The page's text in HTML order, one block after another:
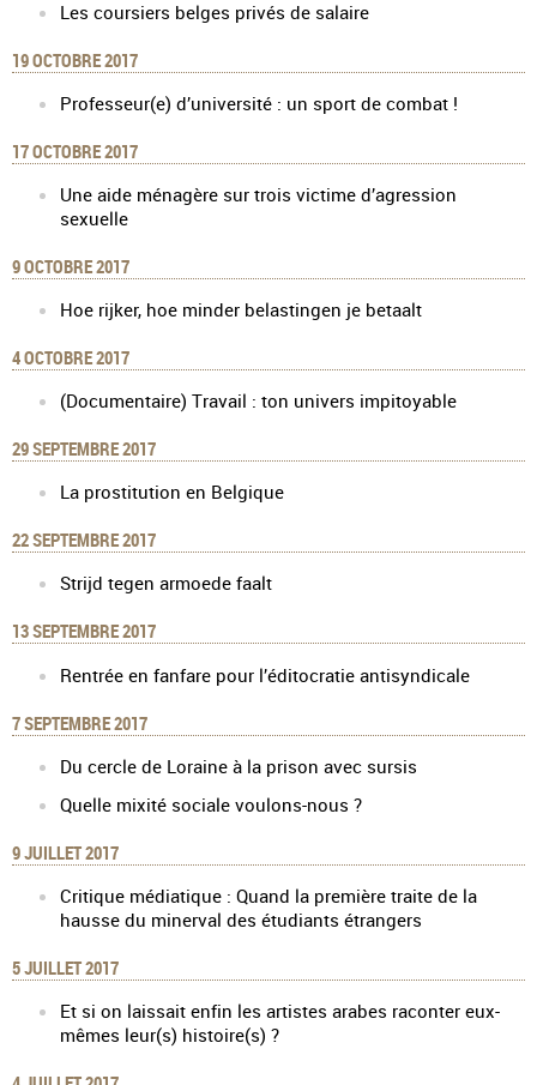
Les coursiers belges privés de salaire
19 OCTOBRE 2017
Professeur(e) d’université : un sport de combat !
17 OCTOBRE 2017
Une aide ménagère sur trois victime d’agression
sexuelle
9 OCTOBRE 2017
Hoe rijker, hoe minder belastingen je betaalt
4 OCTOBRE 2017
(Documentaire) Travail : ton univers impitoyable
29 SEPTEMBRE 2017
La prostitution en Belgique
22 SEPTEMBRE 2017
Strijd tegen armoede faalt
13 SEPTEMBRE 2017
Rentrée en fanfare pour l’éditocratie antisyndicale
7 SEPTEMBRE 2017
Du cercle de Loraine à la prison avec sursis
Quelle mixité sociale voulons-nous ?
9 JUILLET 2017
Critique médiatique : Quand la première traite de la
hausse du minerval des étudiants étrangers
5 JUILLET 2017
Et si on laissait enfin les artistes arabes raconter eux-
mêmes leur(s) histoire(s) ?